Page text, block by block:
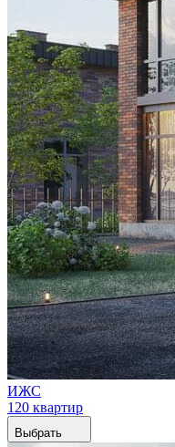
ИЖС
120 квартир
Выбрать